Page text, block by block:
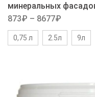
минеральных
873₽ – 8677₽
0,75 л 2.5л 9л